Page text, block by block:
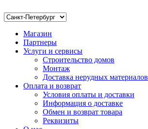
Магазин
Партнеры
Услуги и сервисы
Строительство домов
Монтаж
Доставка нерудных материалов
Оплата и возврат
Условия оплаты и доставки
Информация о доставке
Обмен и возврат товара
Реквизиты